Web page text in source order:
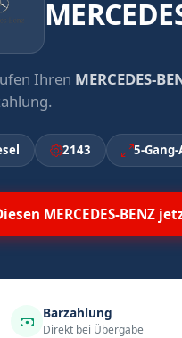
Ihren MERCEDES-
2143 5-
MERCEDES-BENZ
Barzahlung
Direkt bei Übergabe